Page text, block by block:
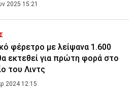
2025 15:21
φέρετρο με λείψανα 1.600
εκτεθεί για πρώτη φορά στο
του Λιντς
2024 12:15